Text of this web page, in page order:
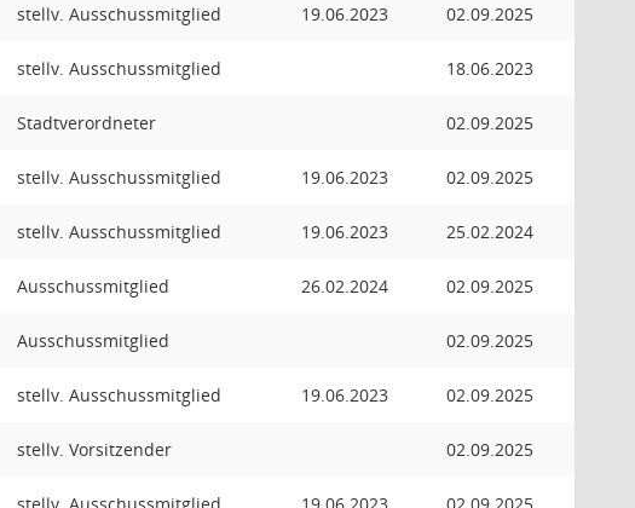
stellv. Ausschussmitglied 19.06.2023 02.09.2025
stellv. Ausschussmitglied 18.06.2023
Stadtverordneter 02.09.2025
stellv. Ausschussmitglied 19.06.2023 02.09.2025
stellv. Ausschussmitglied 19.06.2023 25.02.2024
Ausschussmitglied 26.02.2024 02.09.2025
Ausschussmitglied 02.09.2025
stellv. Ausschussmitglied 19.06.2023 02.09.2025
stellv. Vorsitzender 02.09.2025